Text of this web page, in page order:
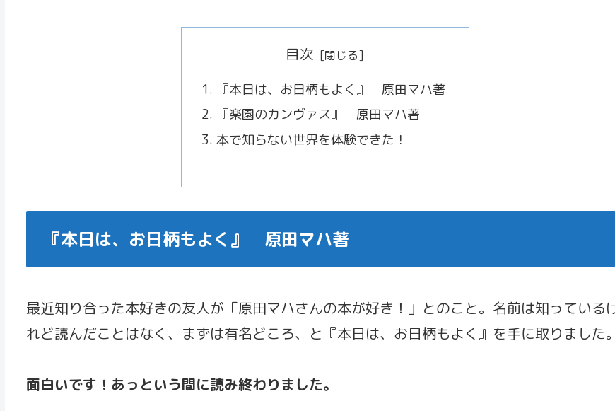
目次
『本日は、お日柄もよく』 原田マハ著
『楽園のカンヴァス』 原田マハ著
本で知らない世界を体験できた！
『本日は、お日柄もよく』 原田マハ著
最近知り合った本好きの友人が「原田マハさんの本が好き！」とのこと。名前は知っている
れど読んだことはなく、まずは有名どころ、と『本日は、お日柄もよく』を手に取りました。
面白いです！あっという間に読み終わりました。